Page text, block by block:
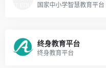
国家中小学智慧教育平台
终身教育平台
终身教育平台